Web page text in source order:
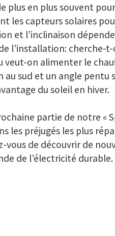
plus en plus souvent
les capteurs solaires
et l’inclinaison
l’installation: cherche-
veut-on alimenter le
au sud et un angle pentu
du soleil en hiver.
partie de notre «
les préjugés les plus
vous de découvrir de
de l’électricité durable.